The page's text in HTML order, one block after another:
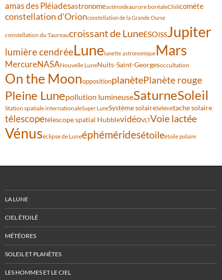
amas des Pléiadesastronomeastéroïdeaurore boréaleChilicomète
constellation d'Orionconstellation de la Grande Ourse
constellation du Taureaucroissant de LuneESOISSJupiter
lumière cendréeLune lunette astronomiqueMars
MercureNASANouvelle LuneNuits-Saint-Georgesoccultation
On the MoonoppositionplanètePlanète rouge
Pleine Lunepollution lumineuseSaturneSoleil
Station spatiale internationaleSuper LuneSystème solaireSélénétache solaire
télescopetélescope spatial HubblevidéoVLTVoie lactée
Vénuséclipse de Luneéphéméridesétoileétoile polaire
LA LUNE
CIEL ÉTOILÉ
MÉTÉORES
SOLEIL ET PLANÈTES
LES HOMMES ET LE CIEL